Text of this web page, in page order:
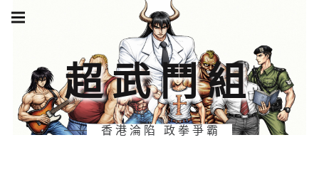
Skip
超武鬥組
香港淪陷 政拳爭霸
navigation